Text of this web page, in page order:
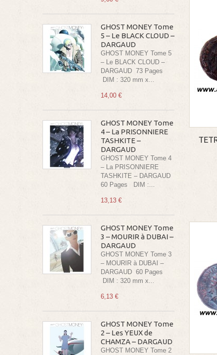
GHOST MONEY Tome
5 – Le BLACK CLOUD –
DARGAUD
GHOST MONEY Tome 5
– Le BLACK CLOUD –
DARGAUD 73 Pages
DIM : 320 mm x...
14,00 €
GHOST MONEY Tome
4 – La PRISONNIERE
TASHKITE –
DARGAUD
GHOST MONEY Tome 4
– La PRISONNIERE
TASHKITE – DARGAUD
60 Pages DIM :...
13,13 €
GHOST MONEY Tome
3 – MOURIR à DUBAI –
DARGAUD
GHOST MONEY Tome 3
– MOURIR à DUBAI –
DARGAUD 60 Pages
DIM : 320 mm x...
6,13 €
GHOST MONEY Tome
2 – Les YEUX de
CHAMZA – DARGAUD
GHOST MONEY Tome 2